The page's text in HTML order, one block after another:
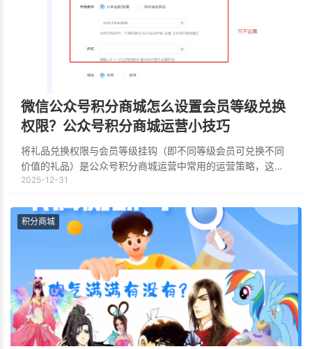
微信公众号积分商城怎么设置会员等级兑换
权限？公众号积分商城运营小技巧
将礼品兑换权限与会员等级挂钩（即不同等级会员可兑换不同
价值的礼品）是公众号积分商城运营中常用的运营策略，这种
机制不仅提升了积分体系的层次感和激励性，还能形成形成强
2025-12-31
积分商城